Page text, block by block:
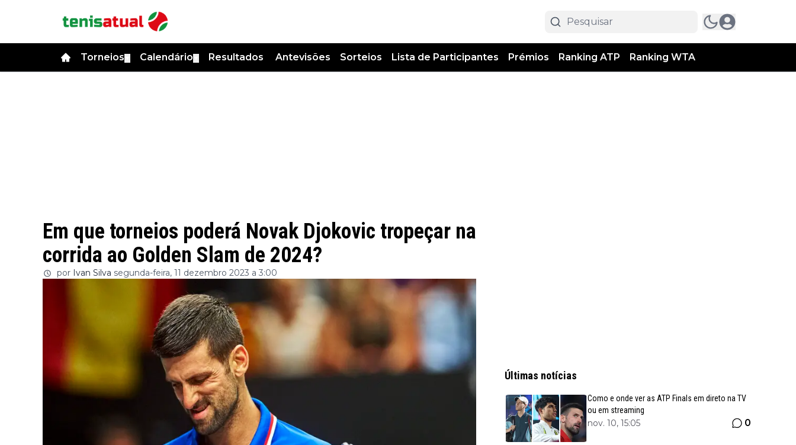
Torneios Calendário Resultados Antevisões Sorteios Lista de Participantes Prémios Ranking ATP Ranking WTA
Em que torneios poderá Novak Djokovic tropeçar na
corrida ao Golden Slam de 2024?
por Ivan Silva segunda-feira, 11 dezembro 2023 a 3:00
Últimas notícias
Como e onde ver as ATP Finals em direto na TV
ou em streaming
nov. 10, 15:05 0